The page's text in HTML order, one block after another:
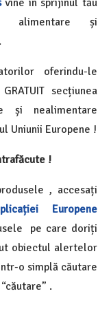
vine în sprijinul tău
alimentare și
oferindu-le
secțiunea
și nealimentare
Uniunii Europene !
!
, accesați
Europene
pe care doriți
obiectul alertelor
o simplă căutare
.